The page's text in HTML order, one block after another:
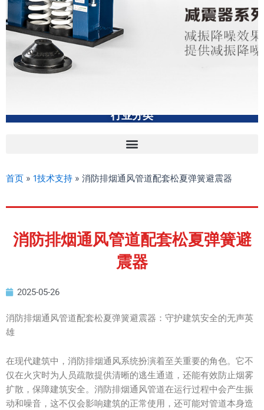
行业分类
首页 » 1技术支持 » 消防排烟通风管道配套松夏弹簧避震器
消防排烟通风管道配套松夏弹簧避
震器
2025-05-26
消防排烟通风管道配套松夏弹簧避震器：守护建筑安全的无声英
雄
在现代建筑中，消防排烟通风系统扮演着至关重要的角色。它不
仅在火灾时为人员疏散提供清晰的逃生通道，还能有效防止烟雾
扩散，保障建筑安全。消防排烟通风管道在运行过程中会产生振
动和噪音，这不仅会影响建筑的正常使用，还可能对管道本身造